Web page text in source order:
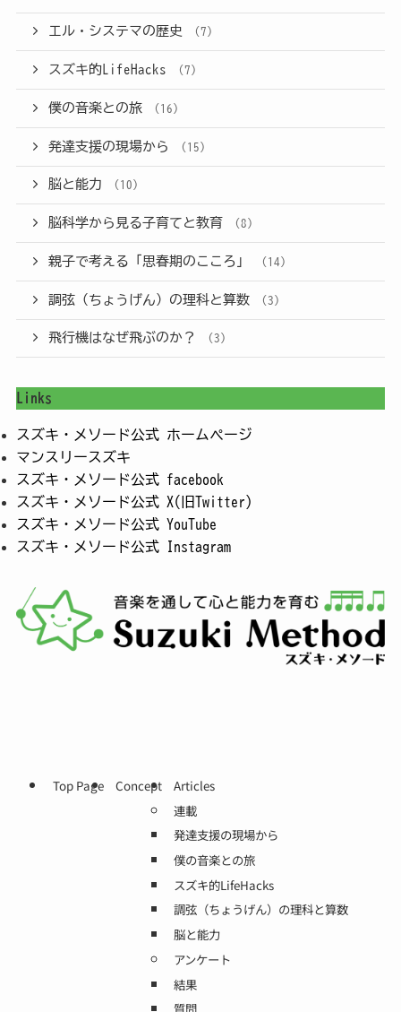
エル・システマの歴史 (7)
スズキ的LifeHacks (7)
僕の音楽との旅 (16)
発達支援の現場から (15)
脳と能力 (10)
脳科学から見る子育てと教育 (8)
親子で考える「思春期のこころ」 (14)
調弦（ちょうげん）の理科と算数 (3)
飛行機はなぜ飛ぶのか？ (3)
Links
スズキ・メソード公式 ホームページ
マンスリースズキ
スズキ・メソード公式 facebook
スズキ・メソード公式 X(旧Twitter)
スズキ・メソード公式 YouTube
スズキ・メソード公式 Instagram
Top Page Concept
Articles
連載
発達支援の現場から
僕の音楽との旅
スズキ的LifeHacks
調弦（ちょうげん）の理科と算数
脳と能力
アンケート
結果